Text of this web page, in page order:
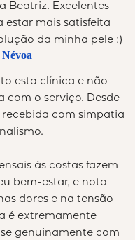
Beatriz. Excelentes
estar mais satisfeita
da minha pele :)
esta clínica e não
com o serviço. Desde
com simpatia
às costas fazem
bem-estar, e noto
dores e na tensão
é extremamente
genuinamente com